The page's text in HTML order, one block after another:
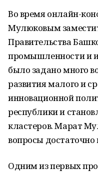
Во время онлайн-
Мулюковым
Правительства
промышленности и
было задано много
развития малого и
инновационной
республики и
кластеров. Марат
вопросы достаточно
Одним из первых